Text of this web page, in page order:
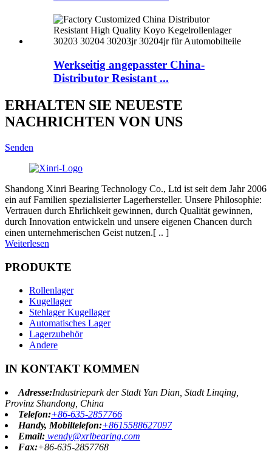
Werkseitig angepasster China-
Distributor Resistant ...
ERHALTEN SIE NEUESTE
NACHRICHTEN VON UNS
Senden
Shandong Xinri Bearing Technology Co., Ltd ist seit dem Jahr 2006
ein auf Familien spezialisierter Lagerhersteller. Unsere Philosophie:
Vertrauen durch Ehrlichkeit gewinnen, durch Qualität gewinnen,
durch Innovation entwickeln und unsere eigenen Chancen durch
einen unternehmerischen Geist nutzen.[ .. ]
Weiterlesen
PRODUKTE
Rollenlager
Kugellager
Stehlager Kugellager
Automatisches Lager
Lagerzubehör
Andere
IN KONTAKT KOMMEN
Adresse:Industriepark der Stadt Yan Dian, Stadt Linqing,
Provinz Shandong, China
Telefon:+86-635-2857766
Handy, Mobiltelefon:+8615588627097
Email: wendy@xrlbearing.com
Fax:+86-635-2857768